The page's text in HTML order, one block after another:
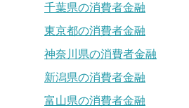
千葉県の消費者金融
東京都の消費者金融
神奈川県の消費者金融
新潟県の消費者金融
富山県の消費者金融